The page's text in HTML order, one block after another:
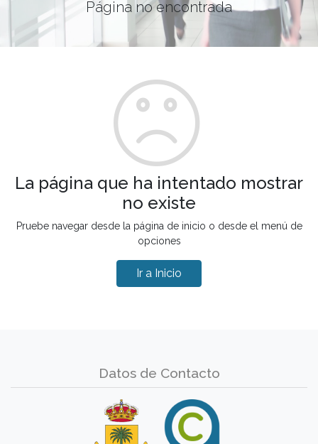
Página no encontrada
La página que ha intentado mostrar
no existe
Pruebe navegar desde la página de inicio o desde el menú de
opciones
Ir a Inicio
Datos de Contacto